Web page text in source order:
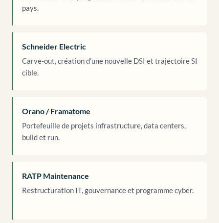
pays.
Schneider Electric
Carve-out, création d’une nouvelle DSI et trajectoire SI
cible.
Orano / Framatome
Portefeuille de projets infrastructure, data centers,
build et run.
RATP Maintenance
Restructuration IT, gouvernance et programme cyber.